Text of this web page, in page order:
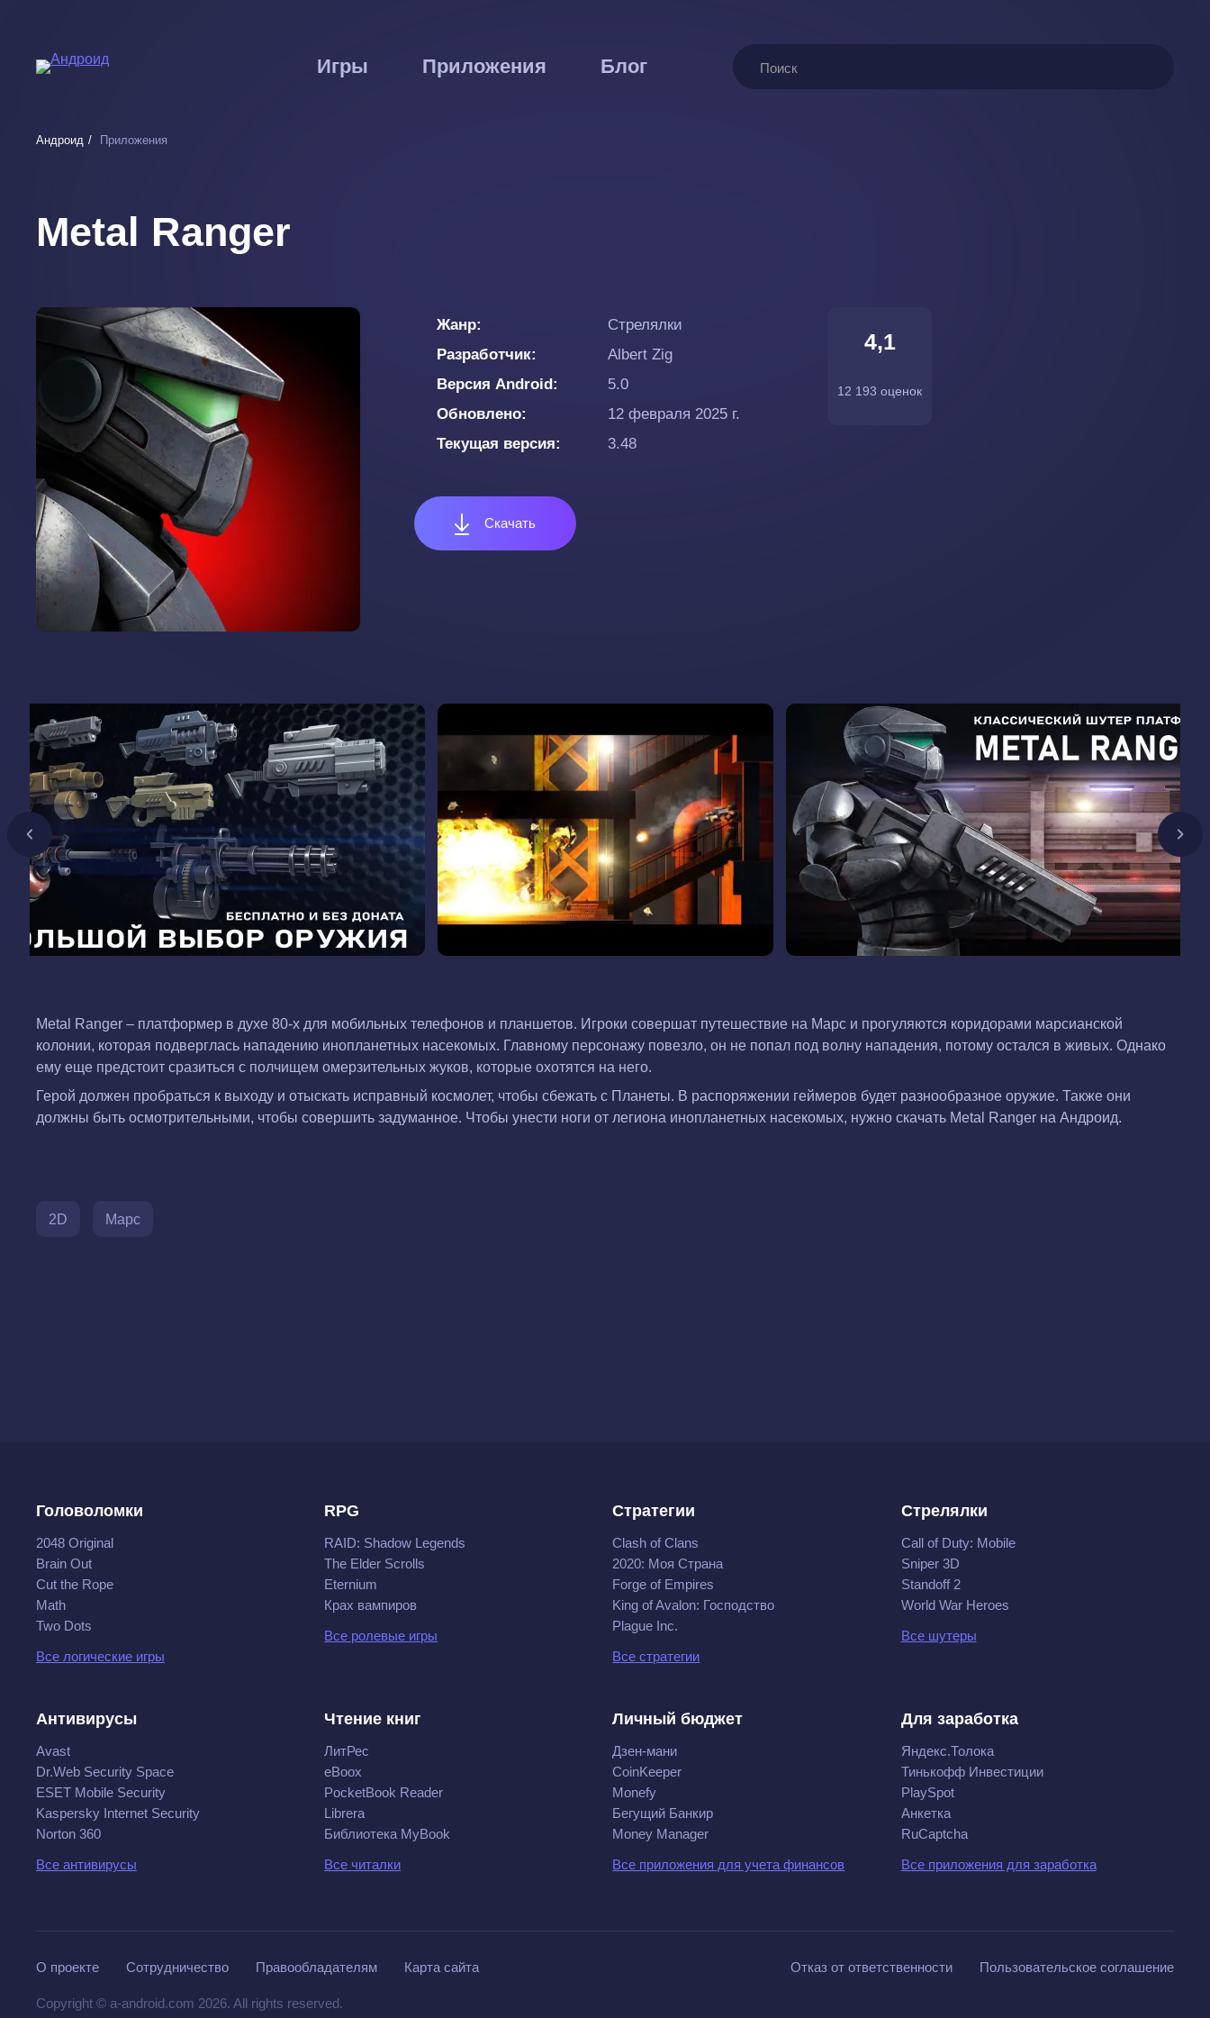
основному
Игры Приложения Блог Поиск
Андроид Приложения
Metal Ranger
Жанр
Стрелялки
Разработчик
Albert Zig
Версия Android
5.0
Обновлено
12 февраля 2025 г.
Текущая версия
3.48
Скачать
4,1
12 193 оценок
Metal Ranger – платформер в духе 80-х для мобильных телефонов и планшетов. Игроки совершат путешествие на Марс и прогуляются коридорами марсианской
колонии, которая подверглась нападению инопланетных насекомых. Главному персонажу повезло, он не попал под волну нападения, потому остался в живых. Однако
ему еще предстоит сразиться с полчищем омерзительных жуков, которые охотятся на него.
Герой должен пробраться к выходу и отыскать исправный космолет, чтобы сбежать с Планеты. В распоряжении геймеров будет разнообразное оружие. Также они
должны быть осмотрительными, чтобы совершить задуманное. Чтобы унести ноги от легиона инопланетных насекомых, нужно скачать Metal Ranger на Андроид.
2D Марс
Головоломки
2048 Original
Brain Out
Cut the Rope
Math
Two Dots
Все логические игры
RPG
RAID: Shadow Legends
The Elder Scrolls
Eternium
Крах вампиров
Все ролевые игры
Стратегии
Clash of Clans
2020: Моя Cтрана
Forge of Empires
King of Avalon: Господство
Plague Inc.
Все стратегии
Стрелялки
Call of Duty: Mobile
Sniper 3D
Standoff 2
World War Heroes
Все шутеры
Антивирусы
Avast
Dr.Web Security Space
ESET Mobile Security
Kaspersky Internet Security
Norton 360
Все антивирусы
Чтение книг
ЛитРес
eBoox
PocketBook Reader
Librera
Библиотека MyBook
Все читалки
Личный бюджет
Дзен-мани
CoinKeeper
Monefy
Бегущий Банкир
Money Manager
Все приложения для учета финансов
Для заработка
Яндекс.Толока
Тинькофф Инвестиции
PlaySpot
Анкетка
RuCaptcha
Все приложения для заработка
О проекте Сотрудничество Правообладателям Карта сайта Отказ от ответственности Пользовательское соглашение
Copyright © a-android.com 2026. All rights reserved.